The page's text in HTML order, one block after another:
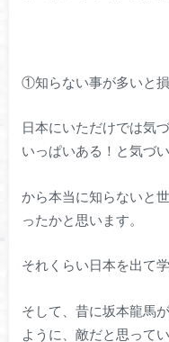
①知らない事が多いと
日本にいただけでは気
いっぱいある！と気づ
から本当に知らないと
ったかと思います。
それくらい日本を出て
そして、昔に坂本龍馬
ように、敵だと思って